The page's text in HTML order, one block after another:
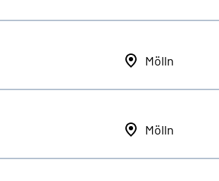
Mölln
Mölln